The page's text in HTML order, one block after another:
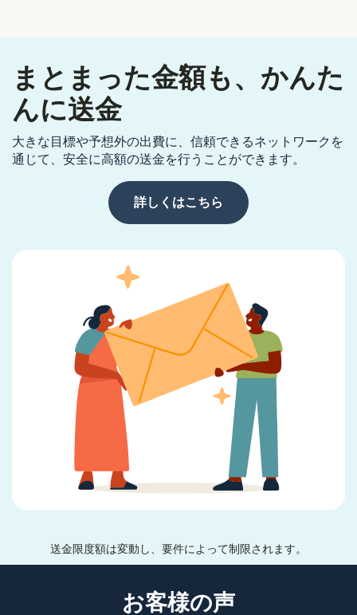
まとまった金額も、かんた
んに送金
大きな目標や予想外の出費に、信頼できるネットワークを
通じて、安全に高額の送金を行うことができます。
詳しくはこちら
送金限度額は変動し、要件によって制限されます。
お客様の声